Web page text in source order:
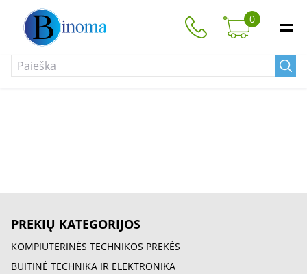
0
PREKIŲ KATEGORIJOS
KOMPIUTERINĖS TECHNIKOS PREKĖS
BUITINĖ TECHNIKA IR ELEKTRONIKA